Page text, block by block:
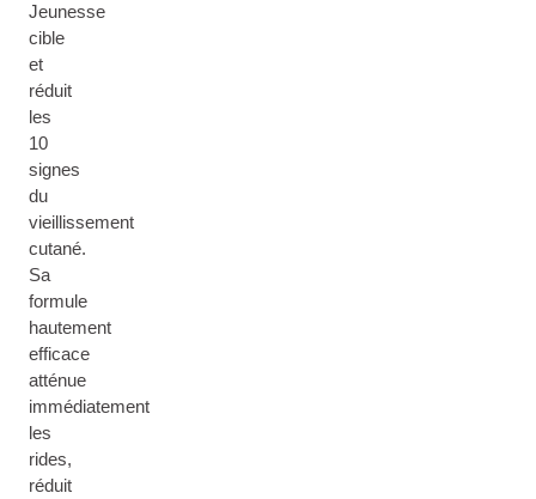
Jeunesse
cible
et
réduit
les
10
signes
du
vieillissement
cutané.
Sa
formule
hautement
efficace
atténue
immédiatement
les
rides,
réduit